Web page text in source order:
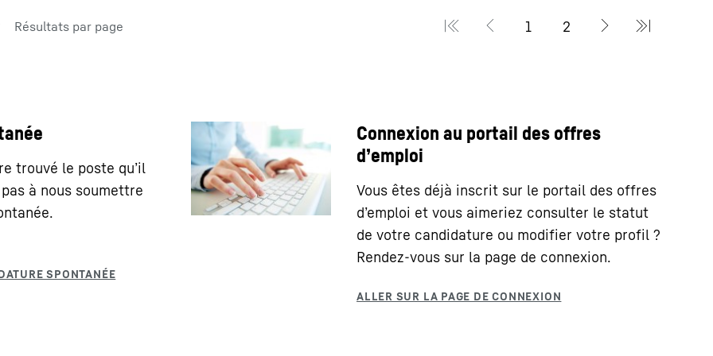
Résultats par page
trouvé le poste qu’il
à nous soumettre
Connexion au portail des offres
d’emploi
Vous êtes déjà inscrit sur le portail des offres
d’emploi et vous aimeriez consulter le statut
de votre candidature ou modifier votre profil ?
Rendez-vous sur la page de connexion.